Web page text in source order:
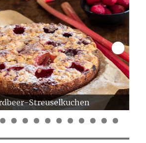
Streuselkuchen
0 1 2 3 4 5